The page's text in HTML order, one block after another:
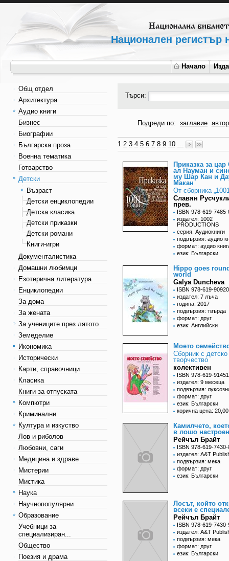
Национален регистър
Начало
Общ отдел
Архитектура
Аудио книги
Бизнес
Биографии
Българска проза
Военна тематика
Готварство
Детски
Възраст
Детски енциклопедии
Детска класика
Детски приказки
Детски романи
Книги-игри
Документалистика
Домашни любимци
Езотерична литература
Енциклопедии
За дома
За жената
За учениците през лятото
Земеделие
Икономика
Исторически
Карти, справочници
Класика
Книги за отпуската
Компютри
Криминални
Култура и изкуство
Лов и риболов
Любовни, саги
Медицина и здраве
Мистерии
Мистика
Наука
Научнопопулярни
Образование
Учебници за
специализиран...
Общество
Поезия и драма
Търси:
Подреди по: заглавие автор
1 2 3 4 5 6 7 8 9 10 ...
Приказка за
ал Науман и
му Шар Кан и
Макан
От сборника
Славян
прев.
ISBN 978-619-
издател: 1002
PRODUCTIONS
серия: Аудиокниги
подвързия: аудио
формат: аудио
език: Български
Hippo goes
world
Galya Duncheva
ISBN 978-619-
издател: 7 лъча
година: 2017
подвързия: твърда
формат: друг
език: Английски
Моето
Сборник с детско
творчество
колективен
ISBN 978-619-
издател: 9 месеца
подвързия:
формат: друг
език: Български
корична цена:
Камилчето,
в лошо
Рейчъл Брайт
ISBN 978-619-
издател: A&T
подвързия: мека
формат: друг
език: Български
Лосът, който
всеки е
Рейчъл Брайт
ISBN 978-619-
издател: A&T
подвързия: мека
формат: друг
език: Български